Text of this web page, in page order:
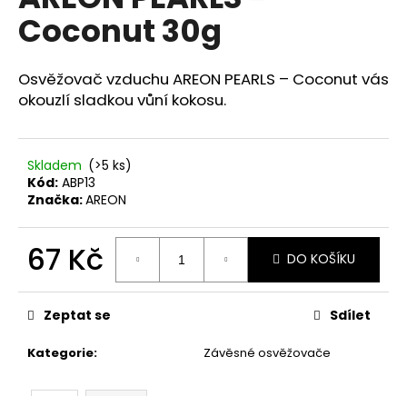
0,0
z
hvězdiček.
Coconut 30g
Osvěžovač vzduchu AREON PEARLS – Coconut vás
okouzlí sladkou vůní kokosu.
Skladem (>5 ks)
Kód: ABP13
Značka:AREON
67 Kč
cena:
DO KOŠÍKU
Kategorie: Závěsné osvěžovače
Zeptat se Sdílet
a
j
í
t
D
o
o